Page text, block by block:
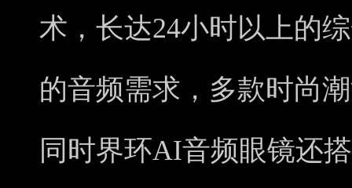
术，长达24小时以上的
的音频需求，多款时尚
同时界环AI音频眼镜还